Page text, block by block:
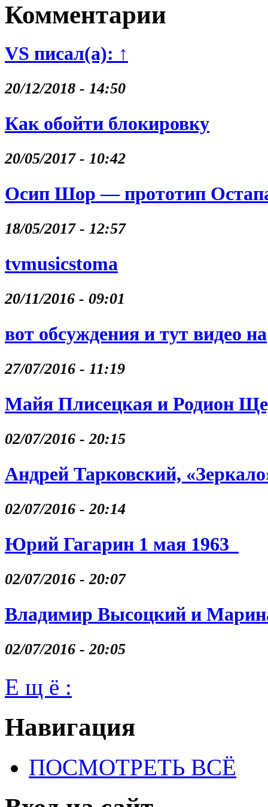
Комментарии
VS писал(а): ↑
20/12/2018 - 14:50
Как обойти блокировку
20/05/2017 - 10:42
Осип Шор — прототип
18/05/2017 - 12:57
tvmusicstoma
20/11/2016 - 09:01
вот обсуждения и тут видео на
27/07/2016 - 11:19
Майя Плисецкая и Родион
02/07/2016 - 20:15
Андрей Тарковский,
02/07/2016 - 20:14
Юрий Гагарин 1 мая 1963
02/07/2016 - 20:07
Владимир Высоцкий и
02/07/2016 - 20:05
Е щ ё :
Навигация
ПОСМОТРЕТЬ ВСЁ